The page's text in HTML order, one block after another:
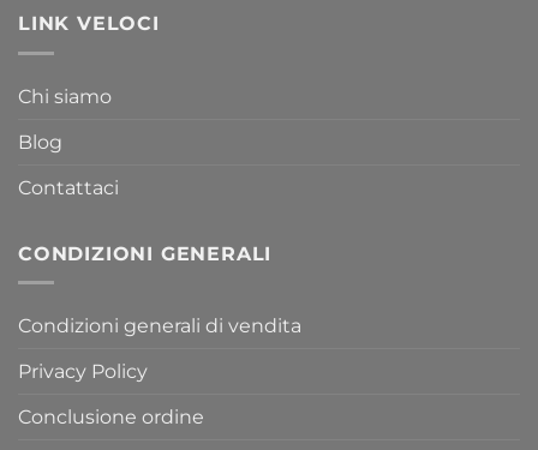
LINK VELOCI
Chi siamo
Blog
Contattaci
CONDIZIONI GENERALI
Condizioni generali di vendita
Privacy Policy
Conclusione ordine